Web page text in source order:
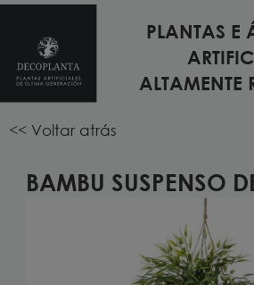
PLANTAS E
ALTAMENTE
Início/PLANTAS ARTIFICIAIS /
SUSPENSAS
/ BAMBU suspenso de
<< Voltar atrás
BAMBU SUSPENSO